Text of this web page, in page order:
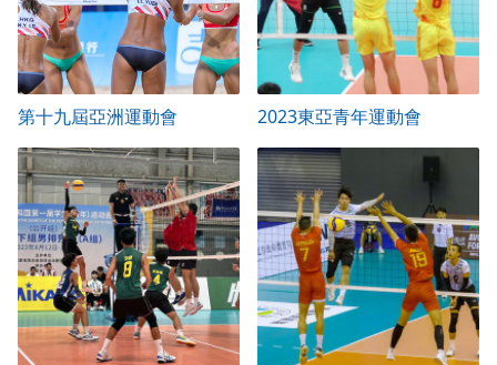
第十九屆亞洲運動會 2023東亞青年運動會